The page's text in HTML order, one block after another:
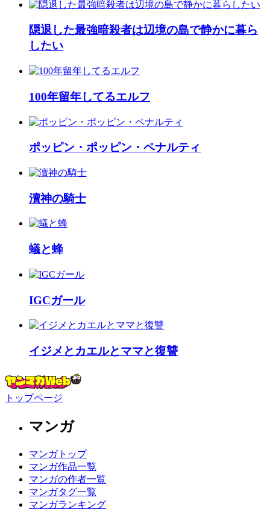
隠退した最強暗殺者は辺境の島で静かに暮ら
したい
100年留年してるエルフ
ポッピン・ポッピン・ペナルティ
瀆神の騎士
蟻と蜂
IGCガール
イジメとカエルとママと復讐
トップページ
マンガ
マンガトップ
マンガ作品一覧
マンガの作者一覧
マンガタグ一覧
マンガランキング